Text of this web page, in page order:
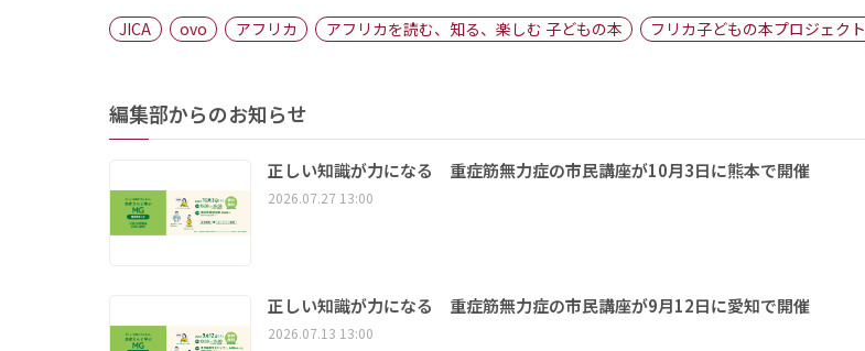
JICA ovo アフリカ アフリカを読む、知る、楽しむ 子どもの本 フリカ子どもの本プロジェクト
編集部からのお知らせ
正しい知識が力になる 重症筋無力症の市民講座が10月3日に熊本で開催
2026.07.27 13:00
正しい知識が力になる 重症筋無力症の市民講座が9月12日に愛知で開催
2026.07.13 13:00